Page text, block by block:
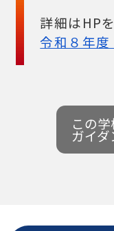
詳細はHP
令和８年
この
ガイ